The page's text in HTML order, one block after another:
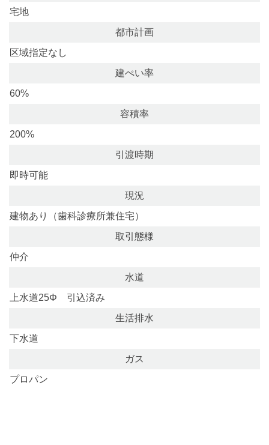
宅地
都市計画
区域指定なし
建ぺい率
60%
容積率
200%
引渡時期
即時可能
現況
建物あり（歯科診療所兼住宅）
取引態様
仲介
水道
上水道25Φ 引込済み
生活排水
下水道
ガス
プロパン